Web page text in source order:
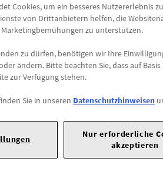
123/01019 USt.-IdNr.: DE
die Industrie- und Handelskammer
Cookies, um ein besseres Nutzererlebnis
von Drittanbietern helfen, die
zu unterstützen.
zu dürfen, benötigen wir Ihre
ändern. Bitte beachten Sie, dass auf
zur Verfügung stehen.
Sie in unseren Datenschutzhinweisen
Nur erforderliche
akzeptieren